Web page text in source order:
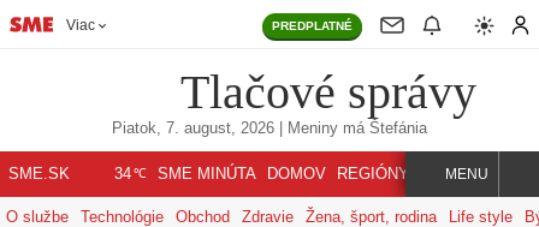
Viac PREDPLATNÉ
Tlačové správy
Piatok, 7. august, 2026 | Meniny má Štefánia
SME.SK 34℃ SME MINÚTA DOMOV REGIÓNY INDEX SVET
MENU
O službe Technológie Obchod Zdravie Žena, šport, rodina Life style